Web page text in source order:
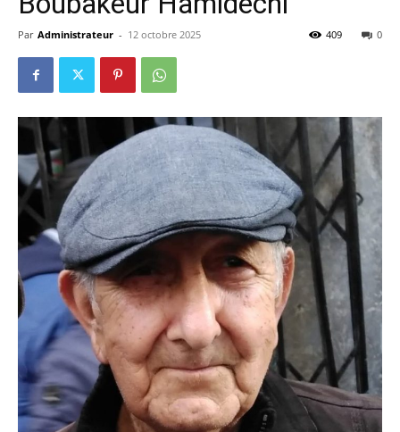
Par Administrateur - 12 octobre 2025 0
409